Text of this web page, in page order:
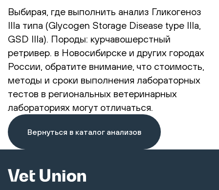
Выбирая, где выполнить анализ Гликогеноз
IIIa типа (Glycogen Storage Disease type IIIa,
GSD IIIa). Породы: курчавошерстный
ретривер. в Новосибирске и других городах
России, обратите внимание, что стоимость,
методы и сроки выполнения лабораторных
тестов в региональных ветеринарных
лабораториях могут отличаться.
Вернуться в каталог анализов